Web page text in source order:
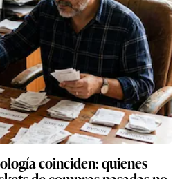
coinciden: quienes